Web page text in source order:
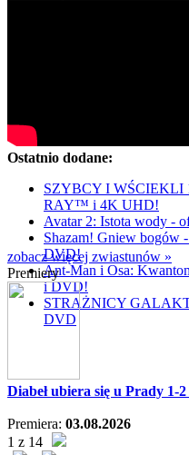
Ostatnio dodane:
SZYBCY I WŚCIEKLI
RAY™ i 4K UHD!
Avatar 2: Istota wody -
Shazam! Gniew
DVD!
Ant-Man i Osa:
i DVD!
STRAŻNICY
DVD
zobacz więcej zwiastunów »
Premiery
Diabeł ubiera się u Prady 1-
Premiera: 03.08.2026
1 z 14